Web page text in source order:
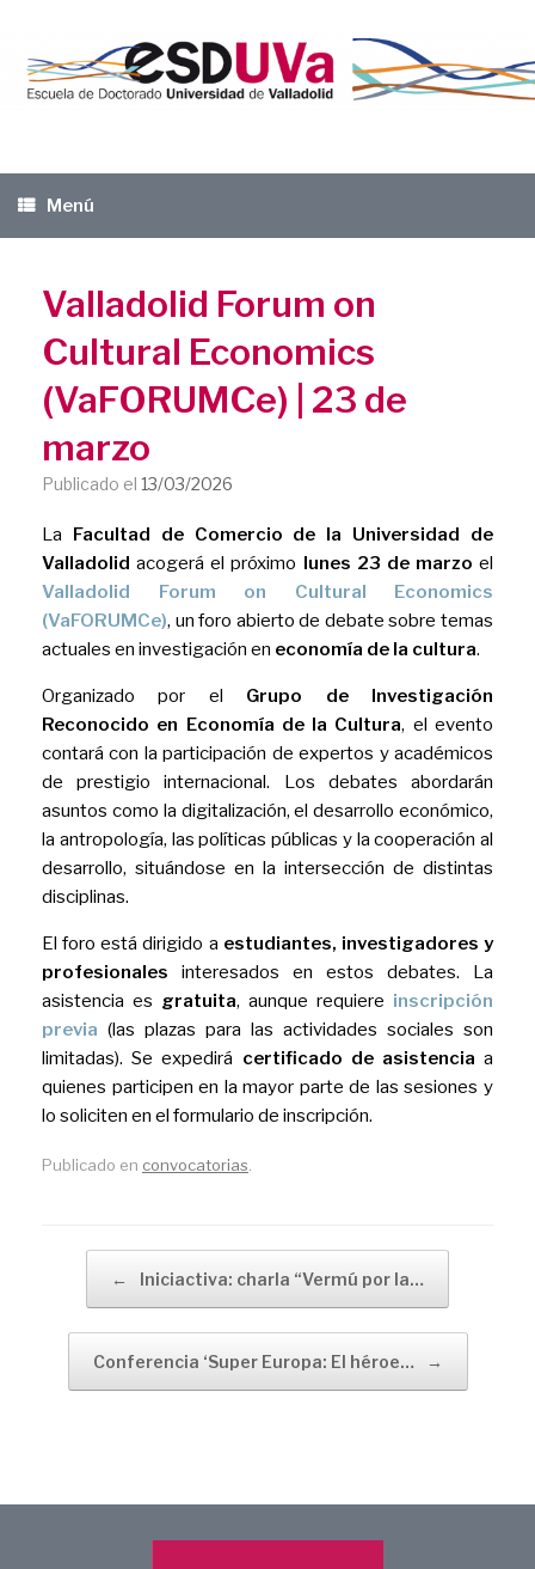
contenido
Menú
Valladolid Forum on
Cultural Economics
(VaFORUMCe) | 23 de
marzo
Publicado el 13/03/2026
La Facultad de Comercio de la Universidad de
Valladolid acogerá el próximo lunes 23 de marzo el
Valladolid Forum on Cultural Economics
(VaFORUMCe), un foro abierto de debate sobre temas
actuales en investigación en economía de la cultura.
Organizado por el Grupo de Investigación
Reconocido en Economía de la Cultura, el evento
contará con la participación de expertos y académicos
de prestigio internacional. Los debates abordarán
asuntos como la digitalización, el desarrollo económico,
la antropología, las políticas públicas y la cooperación al
desarrollo, situándose en la intersección de distintas
disciplinas.
El foro está dirigido a estudiantes, investigadores y
profesionales interesados en estos debates. La
asistencia es gratuita, aunque requiere inscripción
previa (las plazas para las actividades sociales son
limitadas). Se expedirá certificado de asistencia a
quienes participen en la mayor parte de las sesiones y
lo soliciten en el formulario de inscripción.
Publicado en convocatorias
← Iniciactiva: charla “Vermú por la…
Conferencia ‘Super Europa: El héroe… →